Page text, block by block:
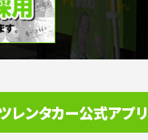
レンタカー公式アプリ